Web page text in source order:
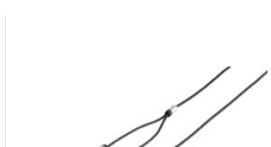
EAN: 4008928431490